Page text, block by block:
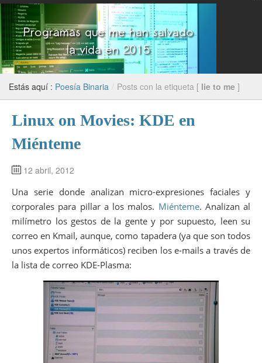
Estás aquí : Poesía Binaria / Posts con la etiqueta [ lie to me ]
Linux on Movies: KDE en
Miénteme
12 abril, 2012
Una serie donde analizan micro-expresiones faciales y
corporales para pillar a los malos. Miénteme. Analizan al
milímetro los gestos de la gente y por supuesto, leen su
correo en Kmail, aunque, como tapadera (ya que son todos
unos expertos informáticos) reciben los e-mails a través de
la lista de correo KDE-Plasma: